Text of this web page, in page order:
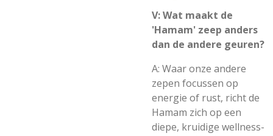
V: Wat maakt de
'Hamam' zeep anders
dan de andere geuren?
A: Waar onze andere
zepen focussen op
energie of rust, richt de
Hamam zich op een
diepe, kruidige wellness-